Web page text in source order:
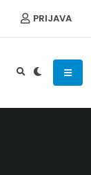
PRIJAVA